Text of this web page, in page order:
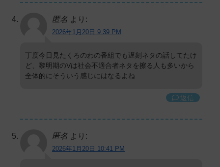
匿名 より:
2026年1月20日 9:39 PM
丁度今日見たくろのわの番組でも遅刻ネタの話してたけ
ど、黎明期のVは社会不適合者ネタを擦る人も多いから
全体的にそういう感じにはなるよね
返信
匿名 より:
2026年1月20日 10:41 PM